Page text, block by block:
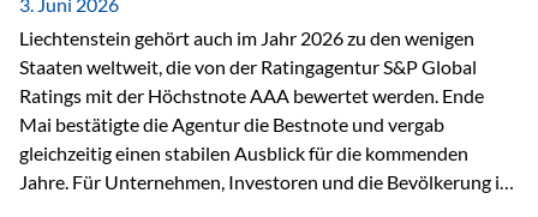
Liechtenstein gehört auch im Jahr 2026 zu den wenigen
Staaten weltweit, die von der Ratingagentur S&P Global
Ratings mit der Höchstnote AAA bewertet werden. Ende
Mai bestätigte die Agentur die Bestnote und vergab
gleichzeitig einen stabilen Ausblick für die kommenden
Jahre. Für Unternehmen, Investoren und die Bevölkerung ist